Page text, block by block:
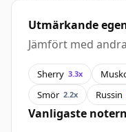
Utmärkande
Jämfört med
Sherry 3.3x
Smör 2.2x Russin
Vanligaste